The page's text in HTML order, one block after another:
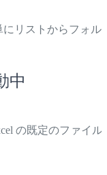
リストからフォル
中
の既定のファイル